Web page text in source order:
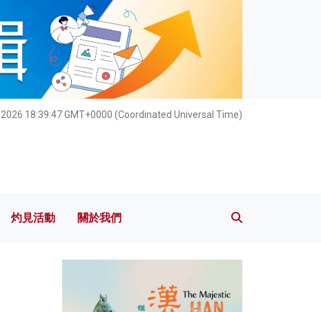
18:39:48 GMT+0000 (Coordinated Universal Time)
灼見活動 關於我們
灼見活動 關於我們